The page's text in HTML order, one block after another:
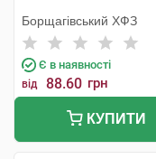
Борщагівський ХФЗ
Є в наявності
від 88.60 грн
КУПИТИ